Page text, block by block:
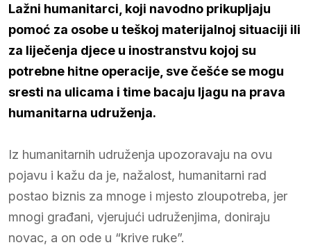
Lažni humanitarci, koji navodno prikupljaju
pomoć za osobe u teškoj materijalnoj situaciji ili
za liječenja djece u inostranstvu kojoj su
potrebne hitne operacije, sve češće se mogu
sresti na ulicama i time bacaju ljagu na prava
humanitarna udruženja.
Iz humanitarnih udruženja upozoravaju na ovu
pojavu i kažu da je, nažalost, humanitarni rad
postao biznis za mnoge i mjesto zloupotreba, jer
mnogi građani, vjerujući udruženjima, doniraju
novac, a on ode u “krive ruke”.